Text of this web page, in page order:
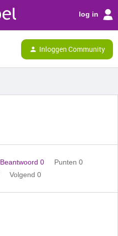
log in
Inloggen Community
Beantwoord 0
Punten 0
Volgend 0